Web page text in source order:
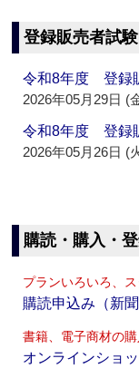
登録販売者試
令和8年度 登録
2026年05月29日 (
令和8年度 登録
2026年05月26日 (
購読・購入・
プランいろいろ、
購読申込み（新聞
書籍、電子商材の
オンラインショ